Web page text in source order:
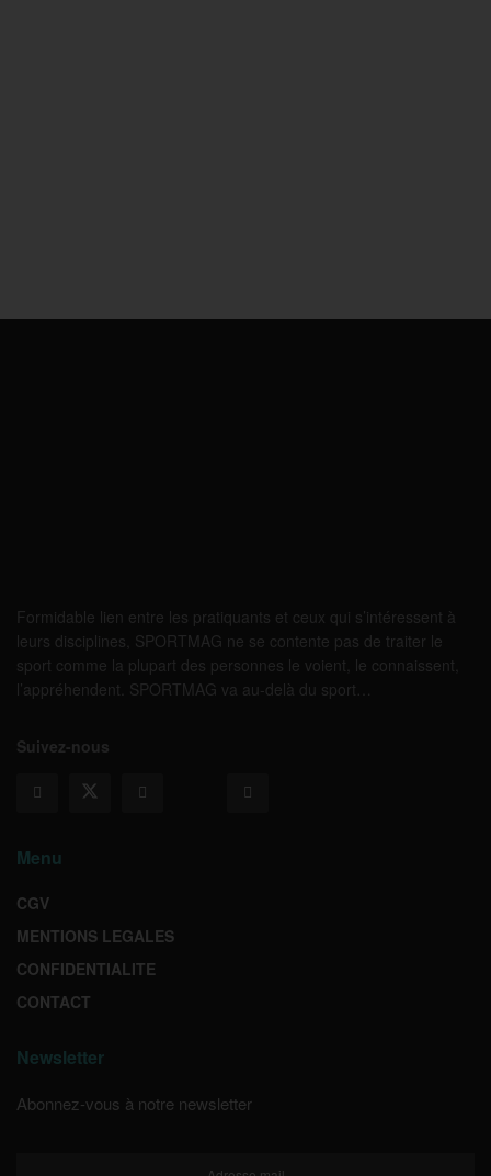
Formidable lien entre les pratiquants et ceux qui s’intéressent à
leurs disciplines, SPORTMAG ne se contente pas de traiter le
sport comme la plupart des personnes le voient, le connaissent,
l’appréhendent. SPORTMAG va au-delà du sport…
Suivez-nous
Menu
CGV
MENTIONS LEGALES
CONFIDENTIALITE
CONTACT
Newsletter
Abonnez-vous à notre newsletter